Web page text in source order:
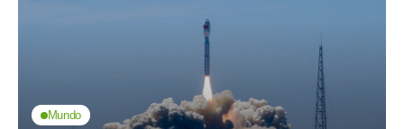
Mundo